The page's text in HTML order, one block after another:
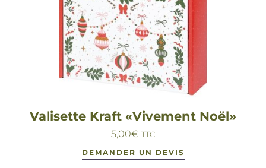
Valisette Kraft «Vivement Noël»
5,00€ TTC
DEMANDER UN DEVIS